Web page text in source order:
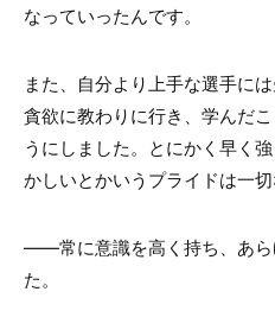
なっていったんです。
また、自分より上手な選手に
貪欲に教わりに行き、学んだ
うにしました。とにかく早く
かしいとかいうプライドは一切
――常に意識を高く持ち、あら
た。